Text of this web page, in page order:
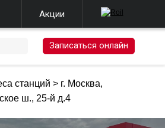
Акции
Записаться онлайн
станций > г. Москва,
ш., 25-й д.4